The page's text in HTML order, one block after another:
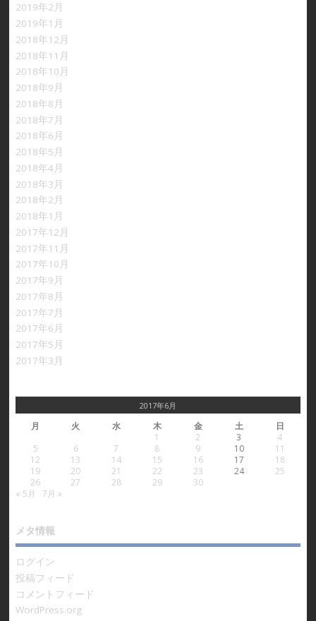
2019年2月
2019年1月
2018年12月
2018年11月
2018年10月
2018年9月
2018年8月
2018年7月
2018年6月
2018年5月
2018年4月
2018年3月
2018年2月
2018年1月
2017年12月
2017年11月
2017年10月
2017年9月
2017年8月
2017年7月
2017年6月
2017年5月
2017年3月
2017年6月
月 火 水 木 金 土
日
1
2 3
4
5
6 7 8 9 10
11
12
13 14 15 16 17
18
19
20 21 22 23 24
25
26
27 28 29
30
« 5月
7月 »
メタ情報
ログイン
投稿フィード
コメントフィード
WordPress.org